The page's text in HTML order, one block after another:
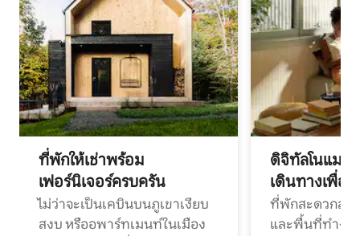
ที่พักให้เช่าพร้อม
เฟอร์นิเจอร์ครบครัน
ไม่ว่าจะเป็นเคบินบนภูเขาเงียบ
สงบ หรืออพาร์ทเมนท์ในเมือง
ดิจิทัลโนแมด
เดินทางเพื่อ
ที่พักสะดวกสบ
และพื้นที่ทำงา